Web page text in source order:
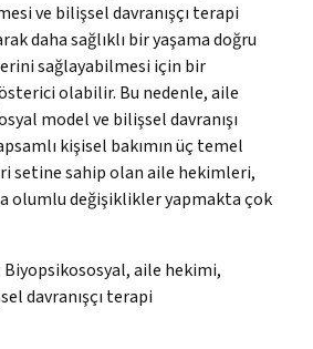
ve bilişsel davranışçı terapi
daha sağlıklı bir yaşama doğru
sağlayabilmesi için bir
olabilir. Bu nedenle, aile
model ve bilişsel davranışı
kişisel bakımın üç temel
setine sahip olan aile hekimleri,
olumlu değişiklikler yapmakta çok
Biyopsikososyal, aile hekimi,
davranışçı terapi